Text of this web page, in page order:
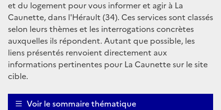
et du logement pour vous informer et agir à La
Caunette, dans l'Hérault (34). Ces services sont classés
selon leurs thèmes et les interrogations concrètes
auxquelles ils répondent. Autant que possible, les
liens présentés renvoient directement aux
informations pertinentes pour La Caunette sur le site
cible.
Voir le sommaire thématique